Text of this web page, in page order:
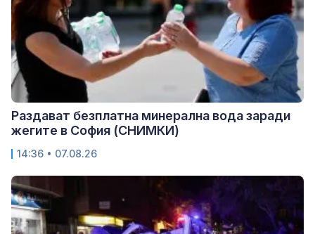
Раздават безплатна минерална вода заради
жегите в София (СНИМКИ)
14:36 • 07.08.26